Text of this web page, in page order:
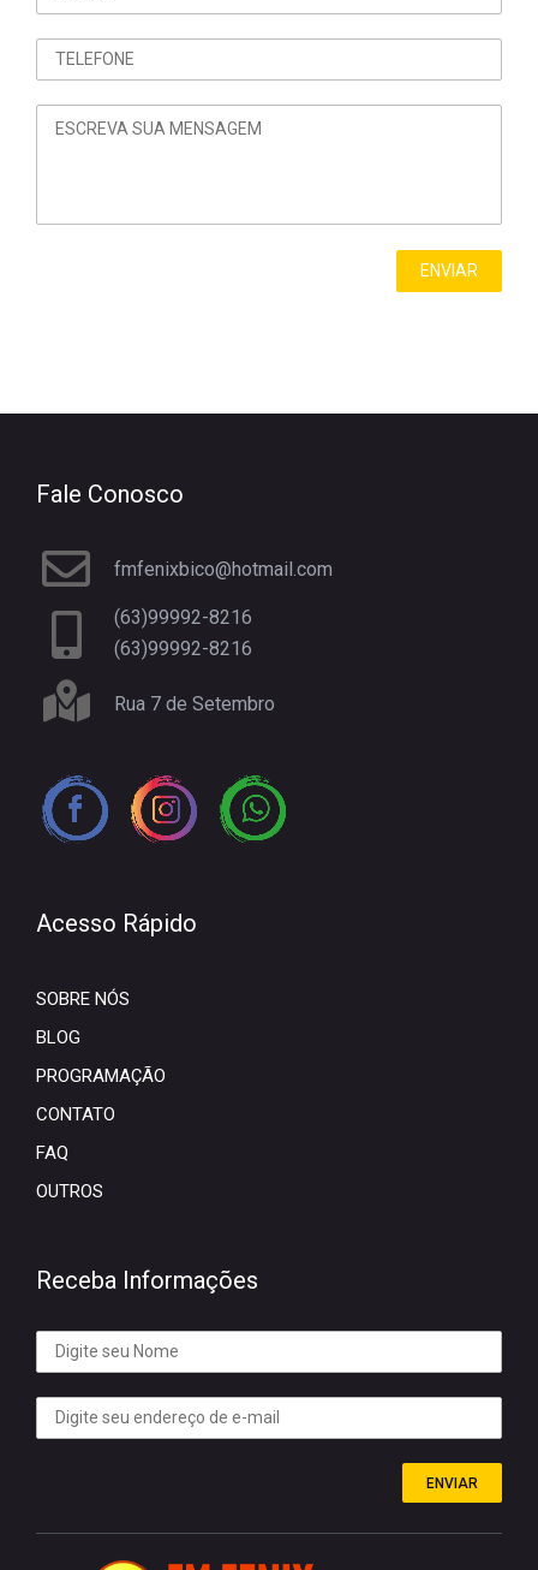
Fale Conosco
fmfenixbico@hotmail.com
(63)99992-8216
(63)99992-8216
Rua 7 de Setembro
Acesso Rápido
SOBRE NÓS
BLOG
PROGRAMAÇÃO
CONTATO
FAQ
OUTROS
Receba Informações
ENVIAR